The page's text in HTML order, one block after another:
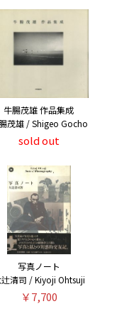
牛腸茂雄 作品集成
茂雄 / Shigeo Gocho
sold out
写真ノート
辻清司 / Kiyoji Ohtsuji
￥7,700